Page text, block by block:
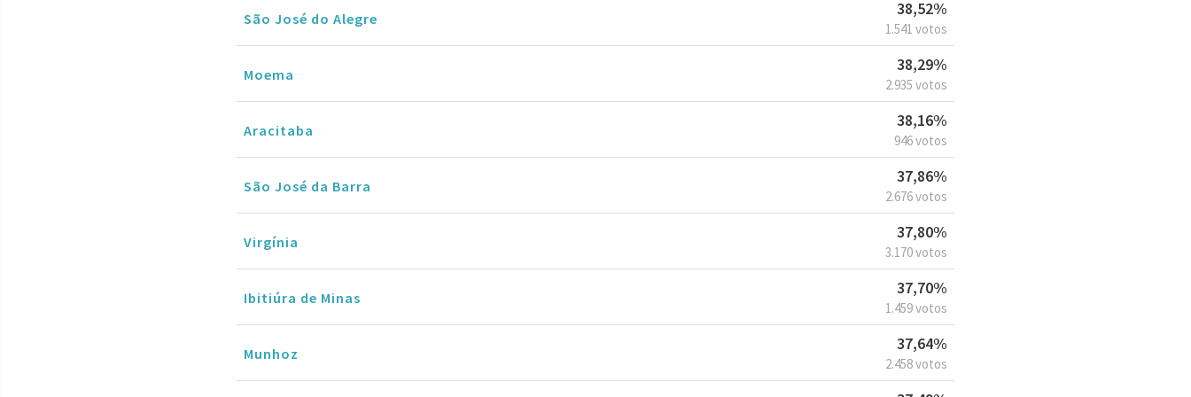
São José do Alegre
38,52%
1.541 votos
Moema
38,29%
2.935 votos
Aracitaba
38,16%
946 votos
São José da Barra
37,86%
2.676 votos
Virgínia
37,80%
3.170 votos
Ibitiúra de Minas
37,70%
1.459 votos
Munhoz
37,64%
2.458 votos